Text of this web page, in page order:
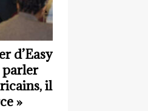
d’Easy
parler
il
»